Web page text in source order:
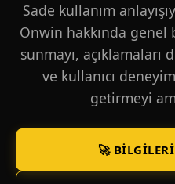
Sade kullanım
Onwin hakkında genel
sunmayı, açıklamaları
ve kullanıcı
getirmeyi
🚀